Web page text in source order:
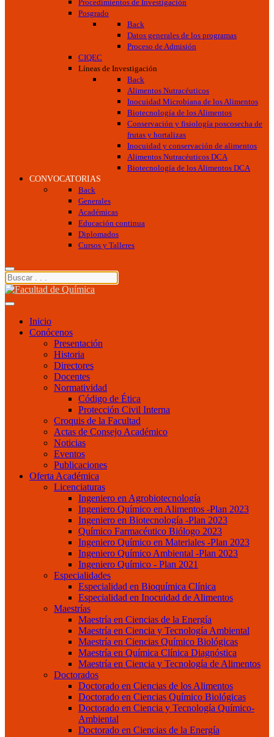
Procedimientos de Investigación
Posgrado
Back
Datos generales de los programas
Proceso de Admisión
CIQEC
Líneas de Investigación
Back
Alimentos Nutracéuticos
Inocuidad Microbiana de los Alimentos
Biotecnología de los Alimentos
Conservación y fisiología poscosecha de
frutas y hortalizas
Inocuidad y conservación de alimentos
Alimentos Nutracéuticos DCA
Biotecnología de los Alimentos DCA
CONVOCATORIAS
Back
Generales
Académicas
Educación continua
Diplomados
Cursos y Talleres
Inicio
Conócenos
Presentación
Historia
Directores
Docentes
Normatividad
Código de Ética
Protección Civil Interna
Croquis de la Facultad
Actas de Consejo Académico
Noticias
Eventos
Publicaciones
Oferta Académica
Licenciaturas
Ingeniero en Agrobiotecnología
Ingeniero Químico en Alimentos -Plan 2023
Ingeniero en Biotecnología -Plan 2023
Químico Farmacéutico Biólogo 2023
Ingeniero Químico en Materiales -Plan 2023
Ingeniero Químico Ambiental -Plan 2023
Ingeniero Químico - Plan 2021
Especialidades
Especialidad en Bioquímica Clínica
Especialidad en Inocuidad de Alimentos
Maestrías
Maestría en Ciencias de la Energía
Maestría en Ciencia y Tecnología Ambiental
Maestría en Ciencias Químico Biológicas
Maestría en Química Clínica Diagnóstica
Maestría en Ciencia y Tecnología de Alimentos
Doctorados
Doctorado en Ciencias de los Alimentos
Doctorado en Ciencias Químico Biológicas
Doctorado en Ciencia y Tecnología Químico-
Ambiental
Doctorado en Ciencias de la Energía